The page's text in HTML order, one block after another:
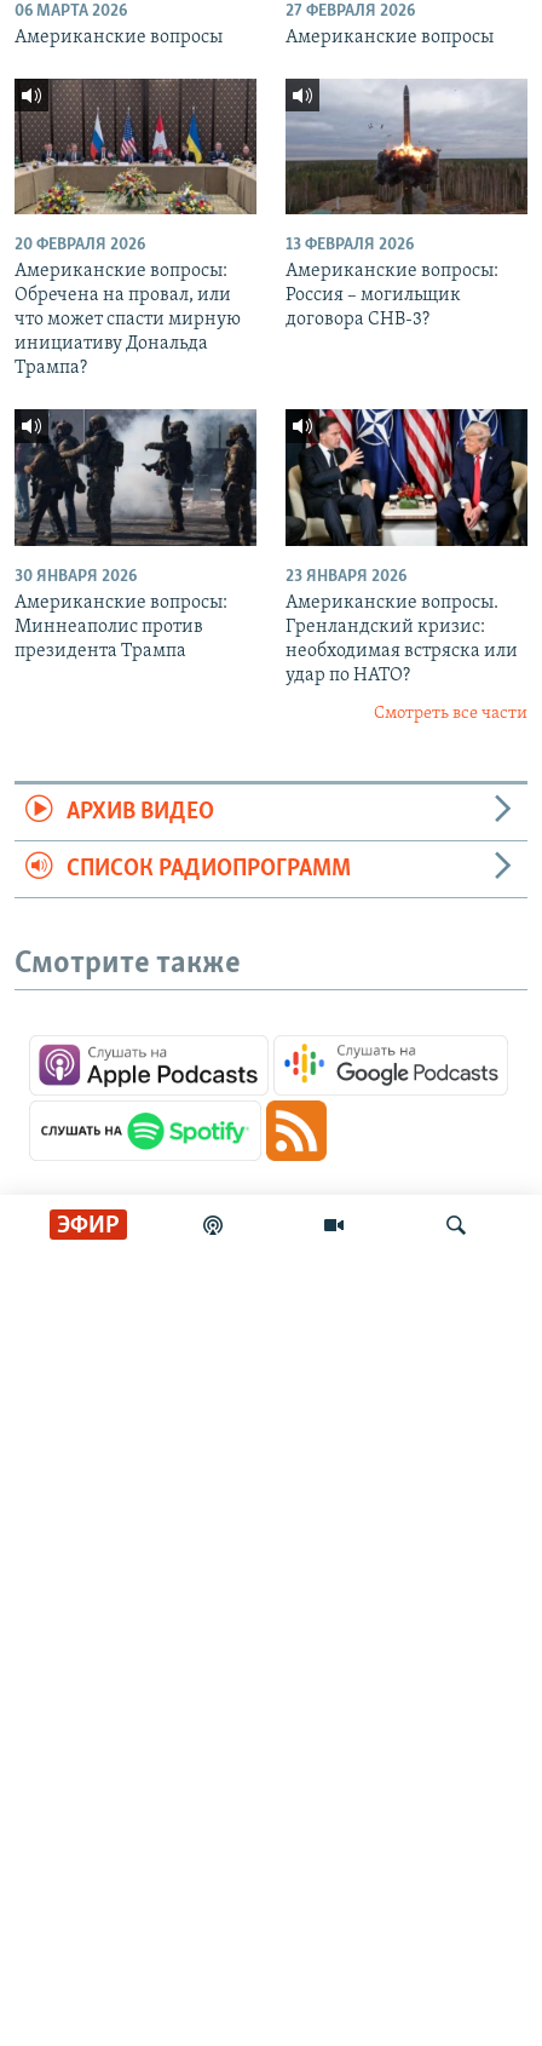
ЭФИР
06 МАРТА 2026
Американские вопросы
27 ФЕВРАЛЯ 2026
Американские вопросы
20 ФЕВРАЛЯ 2026
Американские вопросы:
Обречена на провал, или
что может спасти мирную
инициативу Дональда
Трампа?
13 ФЕВРАЛЯ 2026
Американские вопросы:
Россия – могильщик
договора СНВ-3?
30 ЯНВАРЯ 2026
Американские вопросы:
Миннеаполис против
президента Трампа
23 ЯНВАРЯ 2026
Американские вопросы.
Гренландский кризис:
необходимая встряска или
удар по НАТО?
Смотреть все части
АРХИВ ВИДЕО
СПИСОК РАДИОПРОГРАММ
Смотрите также